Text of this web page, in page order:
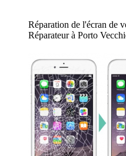
Réparation de l'écran de
Réparateur à Porto